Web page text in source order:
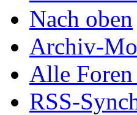
Nach oben
Archiv-
Alle Foren
RSS-